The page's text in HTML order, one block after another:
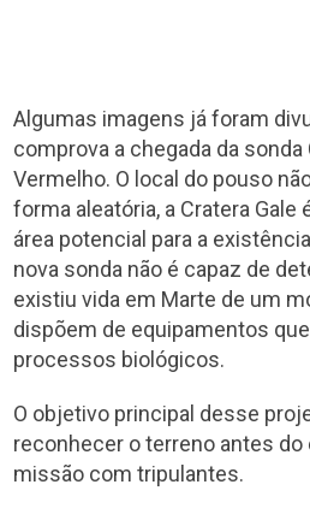
Algumas imagens já foram
comprova a chegada da
Vermelho. O local do pouso
forma aleatória, a Cratera Gale
área potencial para a
nova sonda não é capaz de
existiu vida em Marte de um
dispõem de equipamentos
processos biológicos.
O objetivo principal desse
reconhecer o terreno antes do
missão com tripulantes.